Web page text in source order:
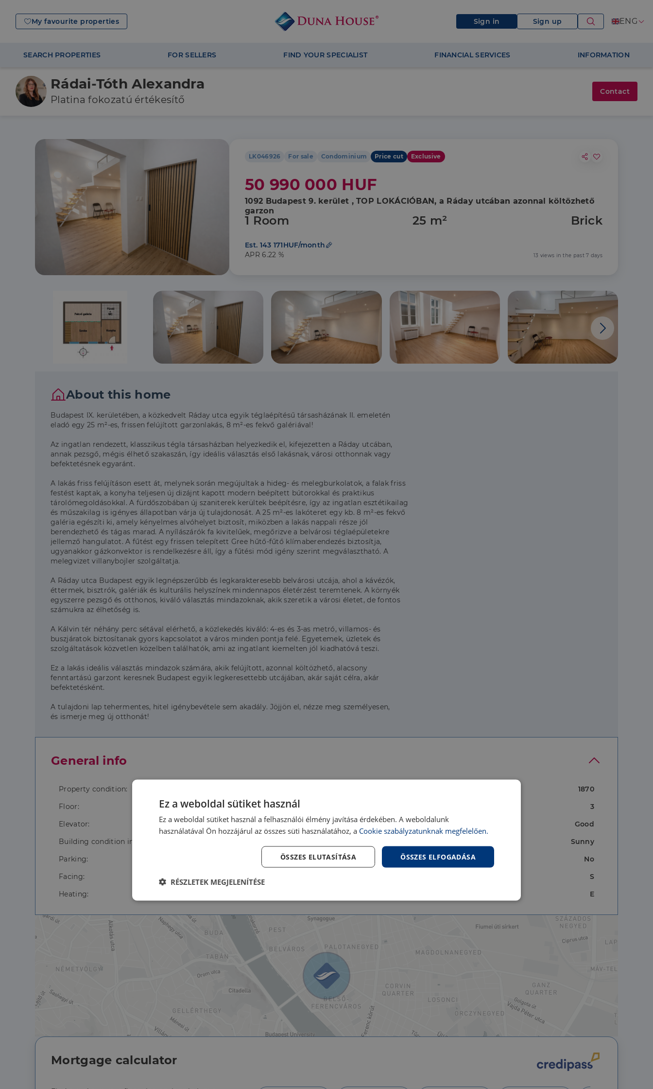
My favourite properties Sign in Sign up ENG
SEARCH PROPERTIES FOR SELLERS FIND YOUR SPECIALIST FINANCIAL SERVICES INFORMATION
LK046926 For sale Condominium Price cut Exclusive
50 990 000 HUF
1092 Budapest 9. kerület , TOP LOKÁCIÓBAN, a Ráday utcában azonnal költözhető
garzon
1 Room 25 m² Brick
Est. 143 171HUF/month
APR 6.22 %
13 views in the past 7 days
About this home
Budapest IX. kerületében, a közkedvelt Ráday utca egyik téglaépítésű társasházának II. emeletén
eladó egy 25 m²-es, frissen felújított garzonlakás, 8 m²-es fekvő galériával!
Az ingatlan rendezett, klasszikus tégla társasházban helyezkedik el, kifejezetten a Ráday utcában,
annak pezsgő, mégis élhető szakaszán, így ideális választás első lakásnak, városi otthonnak vagy
befektetésnek egyaránt.
A lakás friss felújításon esett át, melynek során megújultak a hideg- és melegburkolatok, a falak friss
festést kaptak, a konyha teljesen új dizájnt kapott modern beépített bútorokkal és praktikus
tárolómegoldásokkal. A fürdőszobában új szaniterek kerültek beépítésre, így az ingatlan esztétikailag
és műszakilag is igényes állapotban várja új tulajdonosát. A 25 m²-es lakóteret egy kb. 8 m²-es fekvő
galéria egészíti ki, amely kényelmes alvóhelyet biztosít, miközben a lakás nappali része jól
berendezhető és tágas marad. A nyílászárók fa kivitelűek, megőrizve a belvárosi téglaépületekre
jellemző hangulatot. A fűtést egy frissen telepített Gree hűtő-fűtő klímaberendezés biztosítja,
ugyanakkor gázkonvektor is rendelkezésre áll, így a fűtési mód igény szerint megválasztható. A
melegvizet villanybojler szolgáltatja.
A Ráday utca Budapest egyik legnépszerűbb és legkarakteresebb belvárosi utcája, ahol a kávézók,
éttermek, bisztrók, galériák és kulturális helyszínek mindennapos életérzést teremtenek. A környék
egyszerre pezsgő és otthonos, kiváló választás mindazoknak, akik szeretik a városi életet, de fontos
számukra az élhetőség is.
A Kálvin tér néhány perc sétával elérhető, a közlekedés kiváló: 4-es és 3-as metró, villamos- és
buszjáratok biztosítanak gyors kapcsolatot a város minden pontja felé. Egyetemek, üzletek és
szolgáltatások közvetlen közelben találhatók, ami az ingatlant kiemelten jól kiadhatóvá teszi.
Ez a lakás ideális választás mindazok számára, akik felújított, azonnal költözhető, alacsony
fenntartású garzont keresnek Budapest egyik legkeresettebb utcájában, akár saját célra, akár
befektetésként.
A tulajdoni lap tehermentes, hitel igénybevétele sem akadály. Jöjjön el, nézze meg személyesen,
és ismerje meg új otthonát!
General info
Property condition:
1870
Floor:
3
Elevator:
No lift Building condition outside:
Good
Building condition inside:
Sunny
Parking:
No Balcony:
No
Facing:
S
Heating:
E
Mortgage calculator
Rádai-Tóth Alexandra
Platina fokozatú értékesítő
Contact
Ez a weboldal sütiket használ
Ez a weboldal sütiket használ a felhasználói élmény javítása érdekében. A weboldalunk
használatával Ön hozzájárul az összes süti használatához, a Cookie szabályzatunknak megfelelően.
ÖSSZES ELFOGADÁSA
ÖSSZES ELUTASÍTÁSA
RÉSZLETEK MEGJELENÍTÉSE
Elengedhetetlenül
Teljesítmény Célzás Funkcionalitás
Elengedhetetlenül szükséges Teljesítmény
Az elengedhetetlenül szükséges sütik lehetővé teszik a webhely alapvető funkcióit, például a felhasználói bejelentkezést és a
fiókkezelést. A weboldal nem használható megfelelően az elengedhetetlenül szükséges sütik nélkül.
Név Lejárat